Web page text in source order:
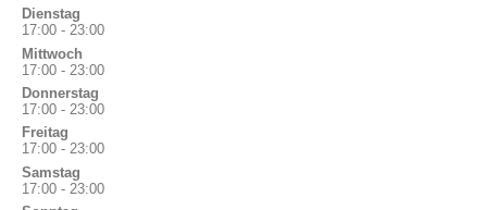
Dienstag
17:00 - 23:00
Mittwoch
17:00 - 23:00
Donnerstag
17:00 - 23:00
Freitag
17:00 - 23:00
Samstag
17:00 - 23:00